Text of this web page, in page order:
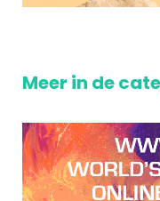
Meer in de